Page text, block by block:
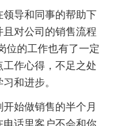
导和同事的帮助下
对公司的销售流程
位的工作也有了一定
作心得，不足之处
和进步。
始做销售的半个月